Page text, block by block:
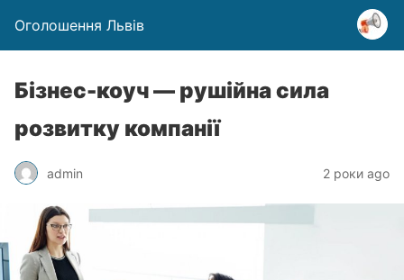
Оголошення Львів
Бізнес-коуч — рушійна сила
розвитку компанії
admin 2 роки ago